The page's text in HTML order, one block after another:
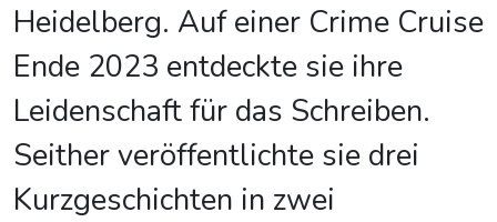
Heidelberg. Auf einer Crime Cruise
Ende 2023 entdeckte sie ihre
Leidenschaft für das Schreiben.
Seither veröffentlichte sie drei
Kurzgeschichten in zwei